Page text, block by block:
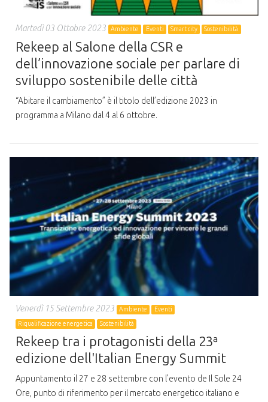
Martedì 03 Ottobre 2023 Ambiente Eventi Smart city Sostenibilità
Rekeep al Salone della CSR e
dell’innovazione sociale per parlare di
sviluppo sostenibile delle città
“Abitare il cambiamento” è il titolo dell’edizione 2023 in
programma a Milano dal 4 al 6 ottobre.
Venerdì 15 Settembre 2023 Ambiente
Eventi
Riqualificazione energetica
Sostenibilità
Rekeep tra i protagonisti della 23ª
edizione dell'Italian Energy Summit
Appuntamento il 27 e 28 settembre con l’evento de Il Sole 24
Ore, punto di riferimento per il mercato energetico italiano e